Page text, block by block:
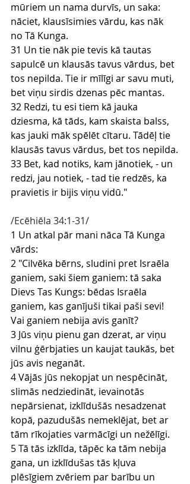
mūriem un nama durvīs, un saka:
nāciet, klausīsimies vārdu, kas nāk
no Tā Kunga.
31 Un tie nāk pie tevis kā tautas
sapulcē un klausās tavus vārdus, bet
tos nepilda. Tie ir mīlīgi ar savu muti,
bet viņu sirdis dzenas pēc mantas.
32 Redzi, tu esi tiem kā jauka
dziesma, kā tāds, kam skaista balss,
kas jauki māk spēlēt cītaru. Tādēļ tie
klausās tavus vārdus, bet tos nepilda.
33 Bet, kad notiks, kam jānotiek, - un
redzi, jau notiek, - tad tie redzēs, ka
pravietis ir bijis viņu vidū."
/Ecēhiēla 34:1-31/
1 Un atkal pār mani nāca Tā Kunga
vārds:
2 "Cilvēka bērns, sludini pret Israēla
ganiem, saki šiem ganiem: tā saka
Dievs Tas Kungs: bēdas Israēla
ganiem, kas ganījuši tikai paši sevi!
Vai ganiem nebija avis ganīt?
3 Jūs viņu pienu gan dzerat, ar viņu
vilnu ģērbjaties un kaujat taukās, bet
jūs avis neganāt.
4 Vājās jūs nekopjat un nespēcināt,
slimās nedziedināt, ievainotās
nepārsienat, izklīdušās nesadzenat
kopā, pazudušās nemeklējat, bet ar
tām rīkojaties varmācīgi un nežēlīgi.
5 Tā tās izklīda, tāpēc ka tām nebija
gana, un izklīdušas tās kļuva
plēsīgiem zvēriem par barību un